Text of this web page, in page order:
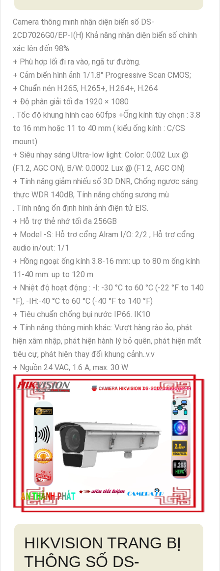
Camera thông minh nhận diện biển số DS-
2CD7026G0/EP-I(H) Khả năng nhận diện biển số chính
xác lên đến 98%
+ Phù hợp lối đi ra vào, ngã tư đường.
+ Cảm biến hình ảnh 1/1.8" Progressive Scan CMOS;
+ Chuẩn nén H.265, H.265+, H.264+, H.264
+ Độ phân giải tối đa 1920 × 1080
. Tốc độ khung hình cao 60fps +Ống kính tùy chọn : 3.8
to 16 mm hoặc 11 to 40 mm ( kiểu ống kính : C/CS
mount)
+ Siêu nhạy sáng Ultra-low light: Color: 0.002 Lux @
(F1.2, AGC ON), B/W: 0.0002 Lux @ (F1.2, AGC ON)
+ Tính năng giảm nhiếu số 3D DNR, Chống ngược sáng
thực WDR 140dB, Tính năng chống sương mù
. Tính năng ổn định hình ảnh điện tử EIS.
+ Hỗ trợ thẻ nhớ tối đa 256GB
+ Model -S: Hỗ trợ cổng Alram I/O: 2/2 ; Hỗ trợ cổng
audio in/out: 1/1
+ Hồng ngoại: ống kính 3.8-16 mm: up to 80 m ống kính
11-40 mm: up to 120 m
+ Nhiệt độ hoạt động : -I: -30 °C to 60 °C (-22 °F to 140
°F), -IH:-40 °C to 60 °C (-40 °F to 140 °F)
+ Tiêu chuẩn chống bụi nước IP66. IK10
+ Tính năng thông minh khác: Vượt hàng rào ảo, phát
hiện xâm nhập, phát hiện hành lý bỏ quên, phát hiện mất
tiêu cự, phát hiện thay đổi khung cảnh..v.v
+ Nguồn 24 VAC, 1.6 A, max. 30 W
HIKVISION TRANG BỊ
THÔNG SỐ DS-